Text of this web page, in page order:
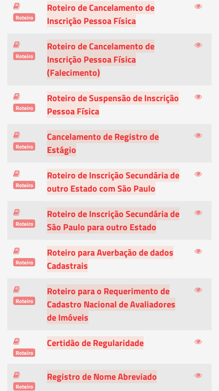
Roteiro
Roteiro de Cancelamento de
Inscrição Pessoa Física
Roteiro
Roteiro de Cancelamento de
Inscrição Pessoa Física
(Falecimento)
Roteiro
Roteiro de Suspensão de Inscrição
Pessoa Física
Roteiro
Cancelamento de Registro de
Estágio
Roteiro
Roteiro de Inscrição Secundária de
outro Estado com São Paulo
Roteiro
Roteiro de Inscrição Secundária de
São Paulo para outro Estado
Roteiro
Roteiro para Averbação de dados
Cadastrais
Roteiro
Roteiro para o Requerimento de
Cadastro Nacional de Avaliadores
de Imóveis
Roteiro
Certidão de Regularidade
Roteiro
Registro de Nome Abreviado